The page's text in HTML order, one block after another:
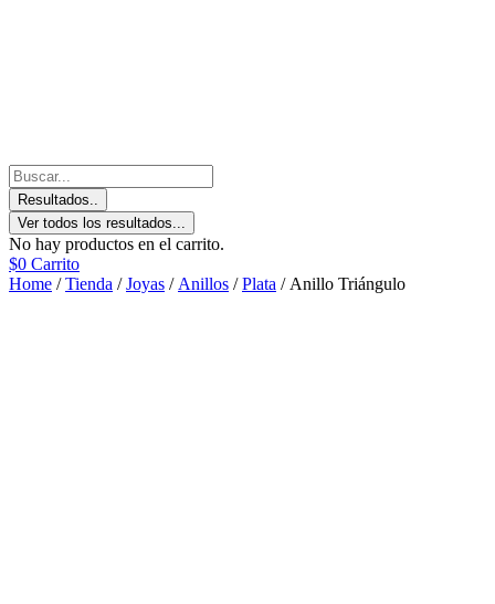
Resultados..
Ver todos los resultados...
No hay productos en el carrito.
$0 Carrito
Home /Tienda /Joyas / Anillos /Plata / Anillo Triángulo